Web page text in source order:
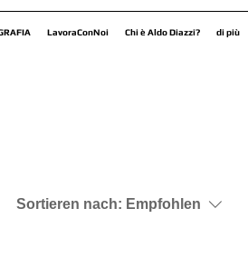
LavoraConNoi Chi è Aldo Diazzi? di più
Sortieren nach: Empfohlen